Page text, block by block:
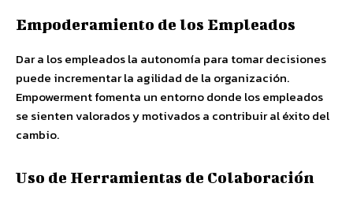
Empoderamiento de los Empleados
Dar a los empleados la autonomía para tomar decisiones
puede incrementar la agilidad de la organización.
Empowerment fomenta un entorno donde los empleados
se sienten valorados y motivados a contribuir al éxito del
cambio.
Uso de Herramientas de Colaboración